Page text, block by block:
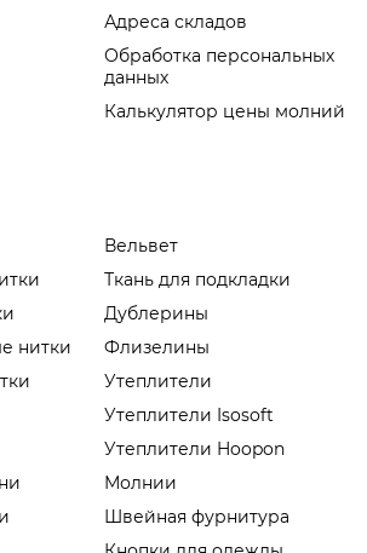
Адреса складов
Обработка персональных
данных
Калькулятор цены молний
нитки
Вельвет
Ткань для подкладки
Дублерины
Флизелины
Утеплители
Утеплители Isosoft
Утеплители Hoopon
Молнии
Швейная фурнитура